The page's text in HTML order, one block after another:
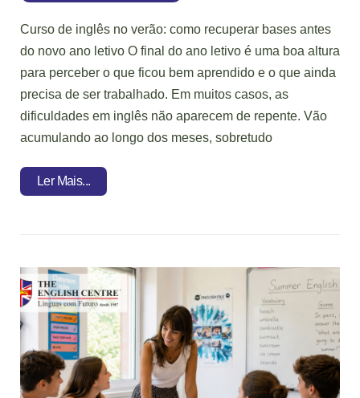
Curso de inglês no verão: como recuperar bases antes
do novo ano letivo O final do ano letivo é uma boa altura
para perceber o que ficou bem aprendido e o que ainda
precisa de ser trabalhado. Em muitos casos, as
dificuldades em inglês não aparecem de repente. Vão
acumulando ao longo dos meses, sobretudo
Ler Mais...